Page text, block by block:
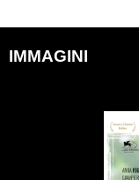
IMMAGINI